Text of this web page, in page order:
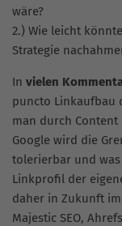
wäre?
2.) Wie leicht
Strategie
In vielen
puncto Linkaufbau
man durch
Google wird die
tolerierbar und
Linkprofil der
daher in Zukunft
Majestic SEO,